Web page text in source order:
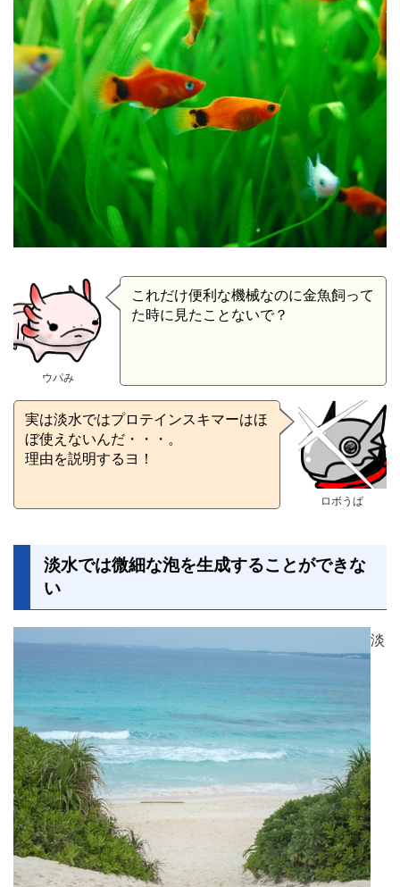
ウパみ
これだけ便利な機械なのに金魚飼って
た時に見たことないで？
実は淡水ではプロテインスキマーはほ
ぼ使えないんだ・・・。
理由を説明するヨ！
ロボうぱ
淡水では微細な泡を生成することができな
い
淡